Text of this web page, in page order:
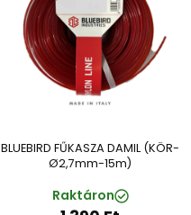
BLUEBIRD FŰKASZA DAMIL (KÖR-
Ø2,7mm-15m)
Raktáron